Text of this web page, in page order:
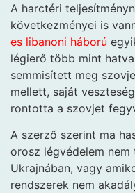
A harctéri
következményei is
es libanoni háború
légierő több mint
semmisített meg
mellett, saját
rontotta a szovjet
A szerző szerint ma
orosz légvédelem
Ukrajnában, vagy
rendszerek nem